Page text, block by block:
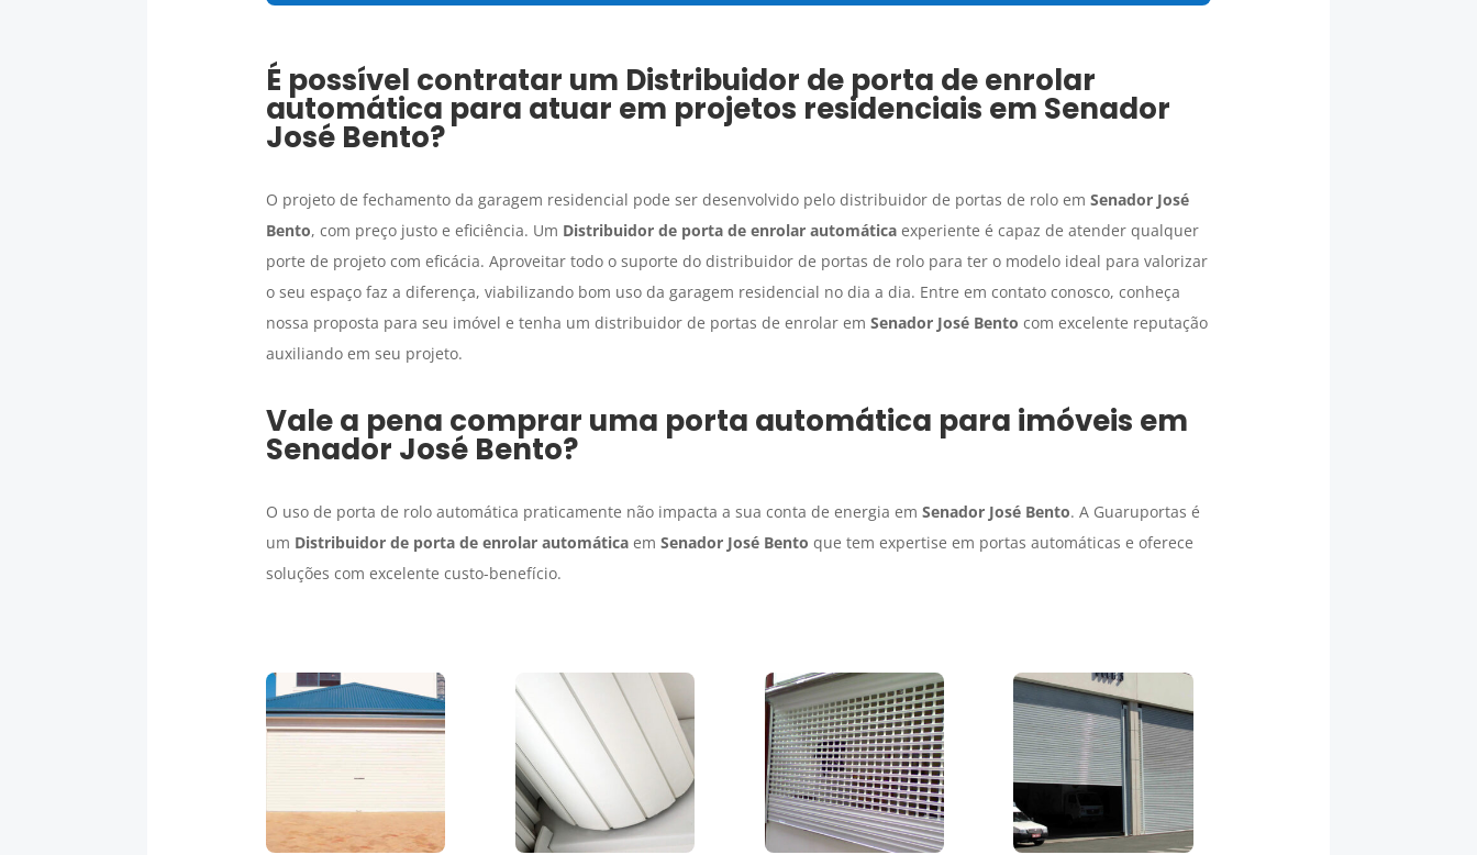
É possível contratar um Distribuidor de porta de enrolar
automática para atuar em projetos residenciais em Senador
José Bento?
O projeto de fechamento da garagem residencial pode ser desenvolvido pelo distribuidor de portas de rolo em Senador José
Bento, com preço justo e eficiência. Um Distribuidor de porta de enrolar automáticaexperiente é capaz de atender qualquer
porte de projeto com eficácia. Aproveitar todo o suporte do distribuidor de portas de rolo para ter o modelo ideal para valorizar
o seu espaço faz a diferença, viabilizando bom uso da garagem residencial no dia a dia. Entre em contato conosco, conheça
nossa proposta para seu imóvel e tenha um distribuidor de portas de enrolar em Senador José Bento com excelente reputação
auxiliando em seu projeto.
Vale a pena comprar uma porta automática para imóveis em
Senador José Bento?
O uso de porta de rolo automática praticamente não impacta a sua conta de energia em Senador José Bento. A Guaruportas é
um Distribuidor de porta de enrolar automáticaem Senador José Bento que tem expertise em portas automáticas e oferece
soluções com excelente custo-benefício.